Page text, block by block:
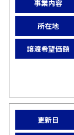
事業内容
所在地
譲渡希望価額
更新日